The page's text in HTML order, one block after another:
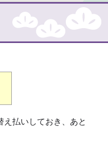
払いしておき、あと